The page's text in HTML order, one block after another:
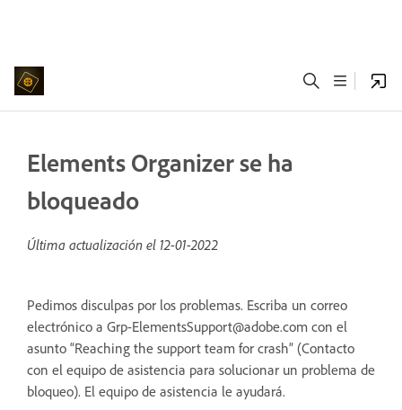
Elements Organizer se ha
bloqueado
Última actualización el 12-01-2022
Pedimos disculpas por los problemas. Escriba un correo
electrónico a Grp-ElementsSupport@adobe.com con el
asunto “Reaching the support team for crash” (Contacto
con el equipo de asistencia para solucionar un problema de
bloqueo). El equipo de asistencia le ayudará.